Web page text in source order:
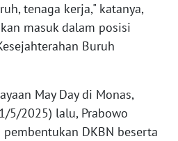
tenaga kerja," katanya,
masuk dalam posisi
Buruh
May Day di Monas,
5/2025) lalu, Prabowo
DKBN beserta